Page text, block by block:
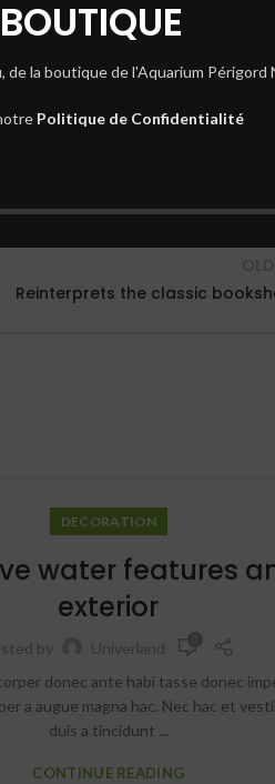
la boutique de l'Aquarium Périgord
Politique de Confidentialité
adipiscing.
Reinterprets the classic
DECORATION
water features
exterior
by Univerland
donec ante habi tasse donec
a augue magna hac. Nec hac et
duis a tincidunt ...
CONTINUE READING